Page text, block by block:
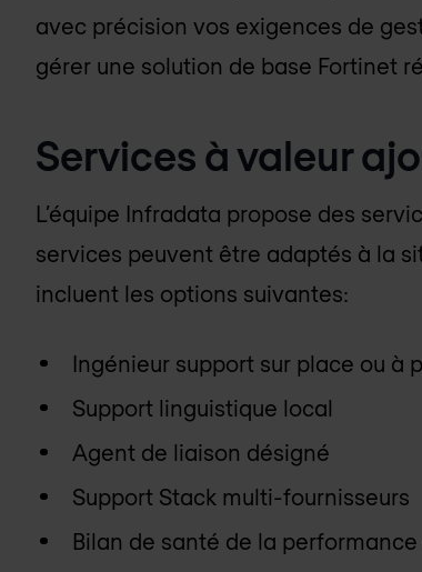
avec précision vos exigences de
gérer une solution de base Fortinet
Services à valeur
L’équipe Infradata propose des
services peuvent être adaptés à la
incluent les options suivantes:
Ingénieur support sur place ou à
Support linguistique local
Agent de liaison désigné
Support Stack multi-fournisseurs
Bilan de santé de la